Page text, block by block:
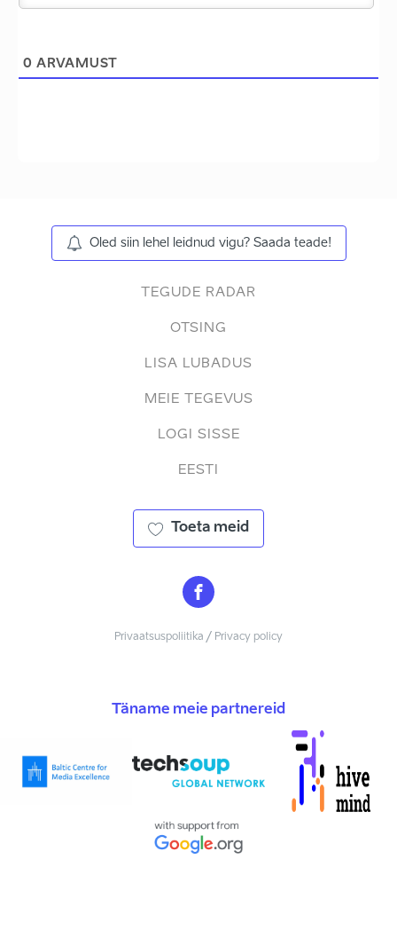
0 ARVAMUST
Oled siin lehel leidnud vigu? Saada teade!
TEGUDE RADAR
OTSING
LISA LUBADUS
MEIE TEGEVUS
LOGI SISSE
EESTI
Toeta meid
Privaatsuspoliitika / Privacy policy
Täname meie partnereid